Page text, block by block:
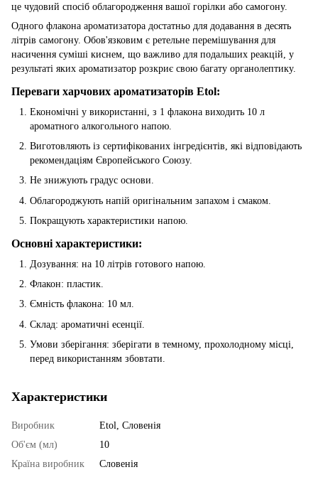
це чудовий спосіб облагородження вашої горілки або самогону.
Одного флакона ароматизатора достатньо для додавання в десять
літрів самогону. Обов'язковим є ретельне перемішування для
насичення суміші киснем, що важливо для подальших реакцій, у
результаті яких ароматизатор розкриє свою багату органолептику.
Переваги харчових ароматизаторів Etol:
Економічні у використанні, з 1 флакона виходить 10 л
ароматного алкогольного напою.
Виготовляють із сертифікованих інгредієнтів, які відповідають
рекомендаціям Європейського Союзу.
Не знижують градус основи.
Облагороджують напій оригінальним запахом і смаком.
Покращують характеристики напою.
Основні характеристики:
Дозування: на 10 літрів готового напою.
Флакон: пластик.
Ємність флакона: 10 мл.
Склад: ароматичні есенції.
Умови зберігання: зберігати в темному, прохолодному місці,
перед використанням збовтати.
Характеристики
Виробник
Etol, Словенія
Об'єм (мл)
10
Країна виробник
Словенія